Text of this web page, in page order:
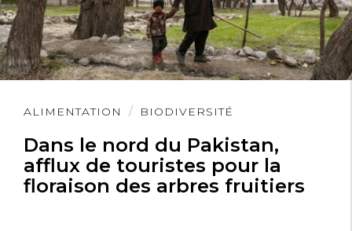
ALIMENTATION BIODIVERSITÉ
Dans le nord du Pakistan,
afflux de touristes pour la
floraison des arbres fruitiers
Lire